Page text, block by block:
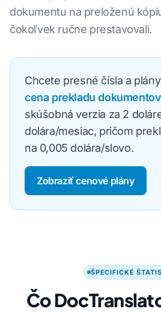
dokumentu na preloženú
čokoľvek ručne prestavovali.
Chcete presné čísla a
cena prekladu dokumentov
skúšobná verzia za 2
dolára/mesiac, pričom
na 0,005 dolára/slovo.
Zobraziť cenové plány
ŠPECIFICKÉ
Čo